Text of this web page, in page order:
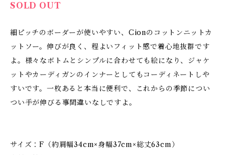
SOLD OUT
細ピッチのボーダーが使いやすい、Cionのコットンニットカ
ットソー。伸びが良く、程よいフィット感で着心地抜群です
よ。様々なボトムとシンプルに合わせても絵になり、ジャケ
ットやカーディガンのインナーとしてもコーディネートしや
すいです。一枚あると本当に便利で、これからの季節につい
つい手が伸びる事間違いなしですよ。
サイズ：F（約肩幅34cm×身幅37cm×総丈63cm）